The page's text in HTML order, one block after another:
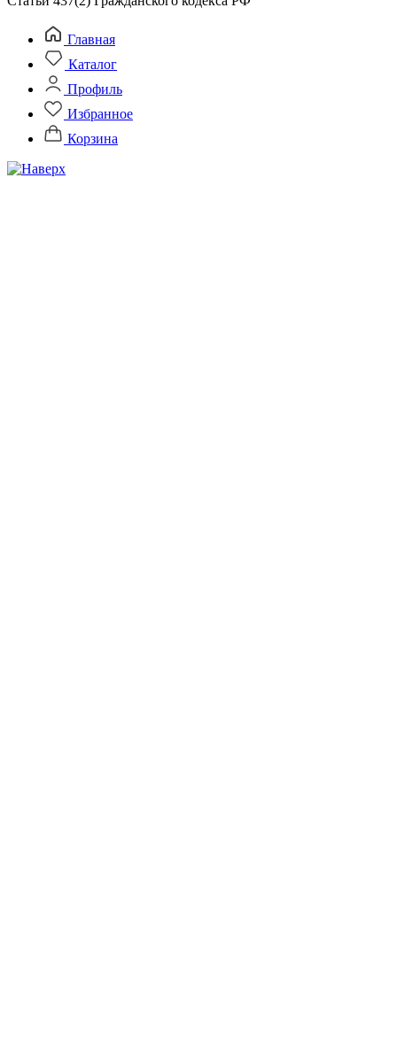
Главная
Каталог
Профиль
Избранное
Корзина